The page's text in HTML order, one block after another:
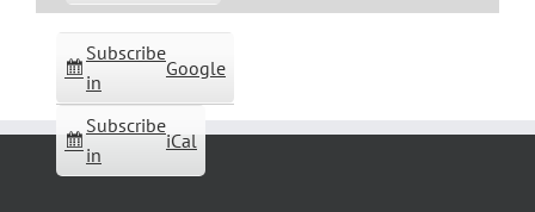
Subscribe
in
Google
Subscribe
in
iCal